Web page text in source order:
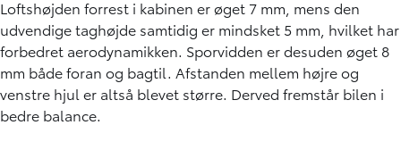
Loftshøjden forrest i kabinen er øget 7 mm, mens den
udvendige taghøjde samtidig er mindsket 5 mm, hvilket har
forbedret aerodynamikken. Sporvidden er desuden øget 8
mm både foran og bagtil. Afstanden mellem højre og
venstre hjul er altså blevet større. Derved fremstår bilen i
bedre balance.